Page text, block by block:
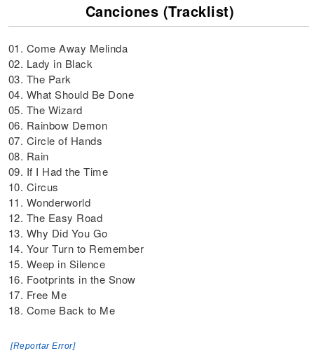
Canciones (Tracklist)
01. Come Away Melinda
02. Lady in Black
03. The Park
04. What Should Be Done
05. The Wizard
06. Rainbow Demon
07. Circle of Hands
08. Rain
09. If I Had the Time
10. Circus
11. Wonderworld
12. The Easy Road
13. Why Did You Go
14. Your Turn to Remember
15. Weep in Silence
16. Footprints in the Snow
17. Free Me
18. Come Back to Me
[Reportar Error]